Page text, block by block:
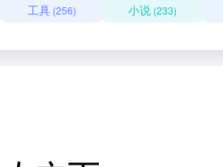
工具(256) 小说(233)